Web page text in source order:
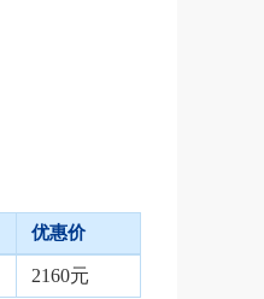
优惠价
2160元